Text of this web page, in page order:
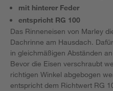
mit hinterer Feder
entspricht RG 100
Das Rinneneisen von Marley
Dachrinne am Hausdach.
in gleichmäßigen Abständen
Bevor die Eisen verschraubt
richtigen Winkel abgebogen
entspricht dem Richtwert RG